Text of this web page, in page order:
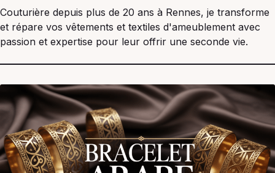
Couturière depuis plus de 20 ans à Rennes, je transforme
et répare vos vêtements et textiles d'ameublement avec
passion et expertise pour leur offrir une seconde vie.